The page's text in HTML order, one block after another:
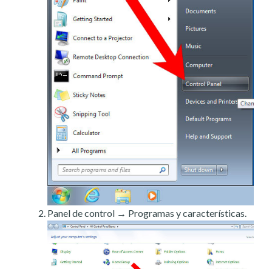
Panel de control → Programas y características.